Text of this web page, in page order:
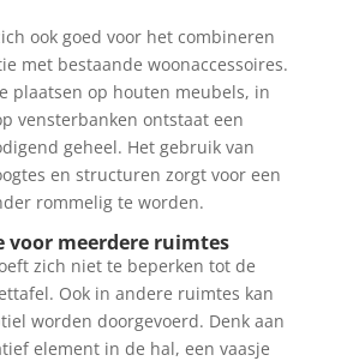
ook goed voor het combineren
met bestaande woonaccessoires.
plaatsen op houten meubels, in
vensterbanken ontstaat een
geheel. Het gebruik van
en structuren zorgt voor een
rommelig te worden.
voor meerdere ruimtes
zich niet te beperken tot de
Ook in andere ruimtes kan
worden doorgevoerd. Denk aan
element in de hal, een vaasje